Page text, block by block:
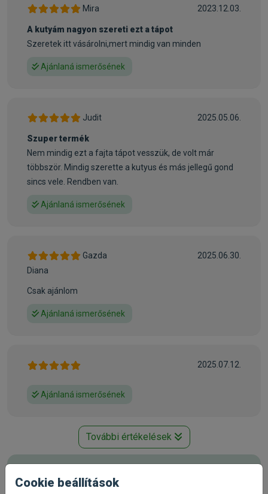
- Ízületvédelem
Összetétel:
min.32%), cirok, kukorica, rizs, állati zsír, burgonya, digest,
Analitikai összetétel:
Nyers fehérje: 24,00%, nyersolajok- és zsírok: 12,00%, nyers
hamu: 12,00%, nyersrost: 2,00%, nedvességtartalom: max.
10,00%.
Tápértékkel rendelkező vitaminok és ásványi anyagok:
(a3672): 6177,6 NE/kg , E-vitamin alfa tokoferol-acetát
(a3700): 36,7 mg/kg
Kapható kiszerelések: 3kg,
Státusz:Raktáron
Oszd meg tapasztalatod a többi gazdival!
Mira 2023.12.03.
A kutyám nagyon szereti ezt a tápot
Szeretek itt vásárolni,mert mindig van minden
Ajánlaná ismerősének
Judit 2025.05.06.
Szuper termék
Nem mindig ezt a fajta tápot vesszük, de volt már
többször. Mindig szerette a kutyus és más jellegű gond
sincs vele. Rendben van.
Ajánlaná ismerősének
Gazda
Diana
2025.06.30.
Csak ajánlom
Ajánlaná ismerősének
2025.07.12.
Ajánlaná ismerősének
További értékelések
Cookie beállítások